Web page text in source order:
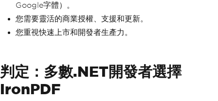
Google字體）。
您需要靈活的商業授權、支援和更新。
您重視快速上市和開發者生產力。
判定：多數.NET開發者選擇
IronPDF